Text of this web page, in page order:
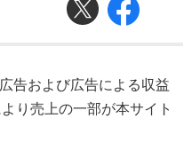
告および広告による収益
り売上の一部が本サイト